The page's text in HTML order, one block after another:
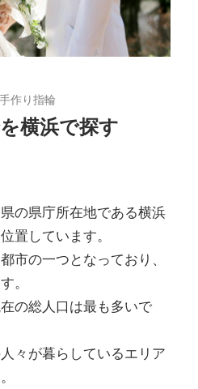
作り指輪
横浜で探す
の県庁所在地である横浜
置しています。
市の一つとなっており、
。
の総人口は最も多いで
々が暮らしているエリア